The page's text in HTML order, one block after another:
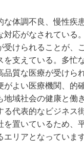
体調不良、慢性疾
応がなされている
受けられることが、
支えている。多忙
質な医療が受けら
よい医療機関、的
域社会の健康と働
る代表的なビジネス
を置いているため、
リアとなっています